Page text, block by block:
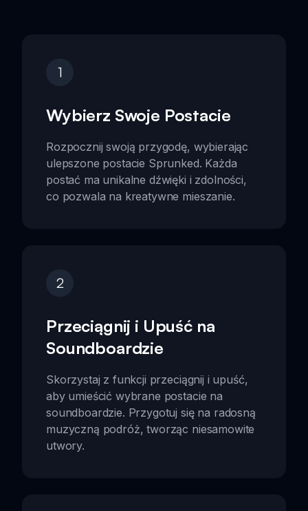
1
Wybierz Swoje Postacie
Rozpocznij swoją przygodę, wybierając
ulepszone postacie Sprunked. Każda
postać ma unikalne dźwięki i zdolności,
co pozwala na kreatywne mieszanie.
2
Przeciągnij i Upuść na
Soundboardzie
Skorzystaj z funkcji przeciągnij i upuść,
aby umieścić wybrane postacie na
soundboardzie. Przygotuj się na radosną
muzyczną podróż, tworząc niesamowite
utwory.